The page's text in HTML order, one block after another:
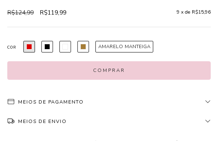
R$124,99 R$119,99 9 x de R$15,96
COR AMARELO MANTEIGA
MEIOS DE PAGAMENTO
MEIOS DE ENVIO